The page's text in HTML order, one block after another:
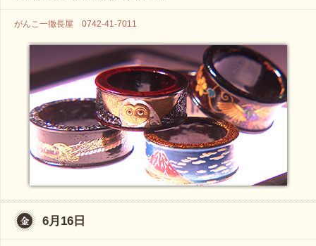
がんこ一徹長屋 0742-41-7011
6月16日